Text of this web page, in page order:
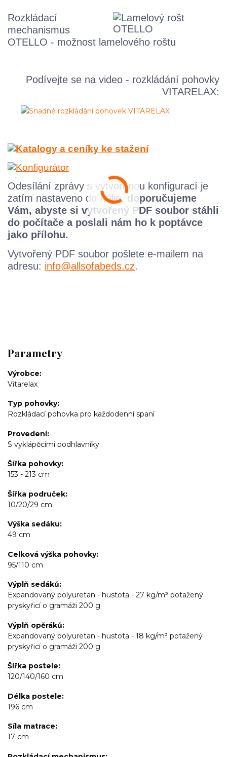
Rozkládací
mechanismus
OTELLO - možnost lamelového roštu
Podívejte se na video - rozkládání pohovky
VITARELAX:
Odesílání zprávy s vytvořenou konfigurací je
zatím nastaveno do Itálie, doporučujeme
Vám, abyste si vytvořený PDF soubor stáhli
do počítače a poslali nám ho k poptávce
jako přílohu.
Vytvořený PDF soubor pošlete e-mailem na
adresu: info@allsofabeds.cz.
Parametry
Výrobce
Vitarelax
Typ pohovky
Rozkládací pohovka pro každodenní spaní
Provedení
S vyklápěcími podhlavníky
Šířka pohovky
153 - 213 cm
Šířka područek
10/20/29 cm
Výška sedáku
49 cm
Celková výška pohovky
95/110 cm
Výplň sedáků
Expandovaný polyuretan - hustota - 27 kg/m³ potažený
pryskyřicí o gramáži 200 g
Výplň opěráků
Expandovaný polyuretan - hustota - 18 kg/m³ potažený
pryskyřicí o gramáži 200 g
Šířka postele
120/140/160 cm
Délka postele
196 cm
Síla matrace
17 cm